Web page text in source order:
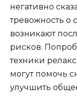
негативно
тревожность о
возникают
рисков.
техники
могут помочь
улучшить